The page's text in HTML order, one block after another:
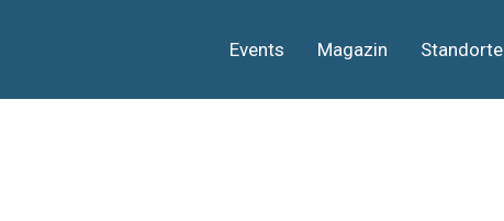
Events Magazin Standorte